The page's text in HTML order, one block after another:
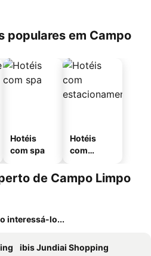
populares em Campo
Hotéis
com spa
Hotéis
com
mento
de Campo Limpo
interessá-lo...
ibis Jundiai Shopping